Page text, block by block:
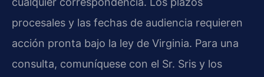
procesales y las fechas de audiencia requieren
acción pronta bajo la ley de Virginia. Para una
consulta, comuníquese con el Sr. Sris y los